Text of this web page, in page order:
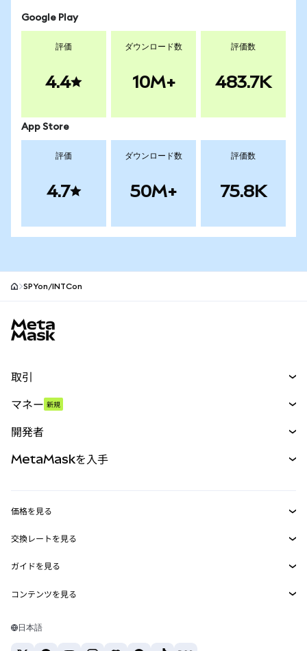
Google Play
評価
4.4
ダウンロード数
10M+
評価数
483.7K
App Store
評価
4.7
ダウンロード数
50M+
評価数
75.8K
SPYon/INTCon
取引
パーペチュアル
RWA
マネー 新規
開発者
MetaMask Connect
Snaps
Web3サービス
MetaMaskを入手
セキュリティ
サポート
キャリア
お問い合わせ
価格を見る
イーサリアムの価格
Solanaの価格
Tetherの価格
交換レートを見る
ETH→USD
USDT→INR
BTC→INR
ガイドを見る
ETHの購入
コンテンツを見る
Solanaウォレット
日本語